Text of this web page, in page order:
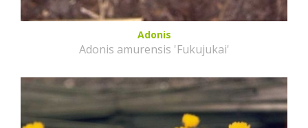
Adonis
Adonis amurensis 'Fukujukai'